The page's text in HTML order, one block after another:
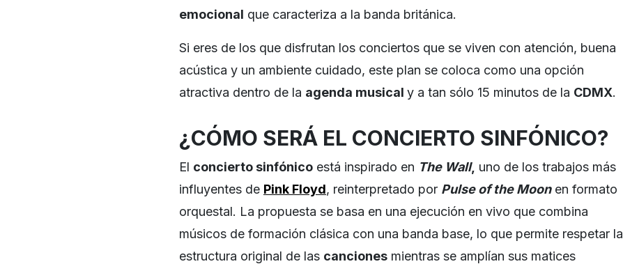
emocional que caracteriza a la banda británica.
Si eres de los que disfrutan los conciertos que se viven con atención, buena
acústica y un ambiente cuidado, este plan se coloca como una opción
atractiva dentro de la agenda musical y a tan sólo 15 minutos de la CDMX.
¿CÓMO SERÁ EL CONCIERTO SINFÓNICO?
El concierto sinfónico está inspirado en The Wall, uno de los trabajos más
influyentes de Pink Floyd, reinterpretado por Pulse of the Moon en formato
orquestal. La propuesta se basa en una ejecución en vivo que combina
músicos de formación clásica con una banda base, lo que permite respetar la
estructura original de las canciones mientras se amplían sus matices